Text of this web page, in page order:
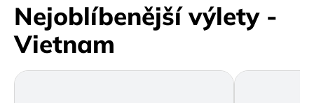
Nejoblíbenější výlety -
Vietnam